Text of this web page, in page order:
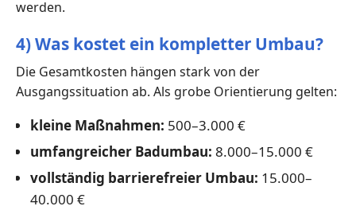
werden.
4) Was kostet ein kompletter Umbau?
Die Gesamtkosten hängen stark von der
Ausgangssituation ab. Als grobe Orientierung gelten:
kleine Maßnahmen: 500–3.000 €
umfangreicher Badumbau: 8.000–15.000 €
vollständig barrierefreier Umbau: 15.000–
40.000 €